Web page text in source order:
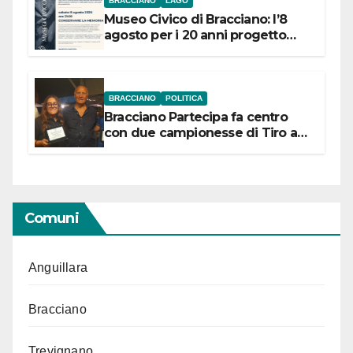
Museo Civico di Bracciano: l’8
agosto per i 20 anni progetto
BRACCIANO POLITICA
Bracciano Partecipa fa centro
con due campionesse di Tiro a
Comuni
Anguillara
Bracciano